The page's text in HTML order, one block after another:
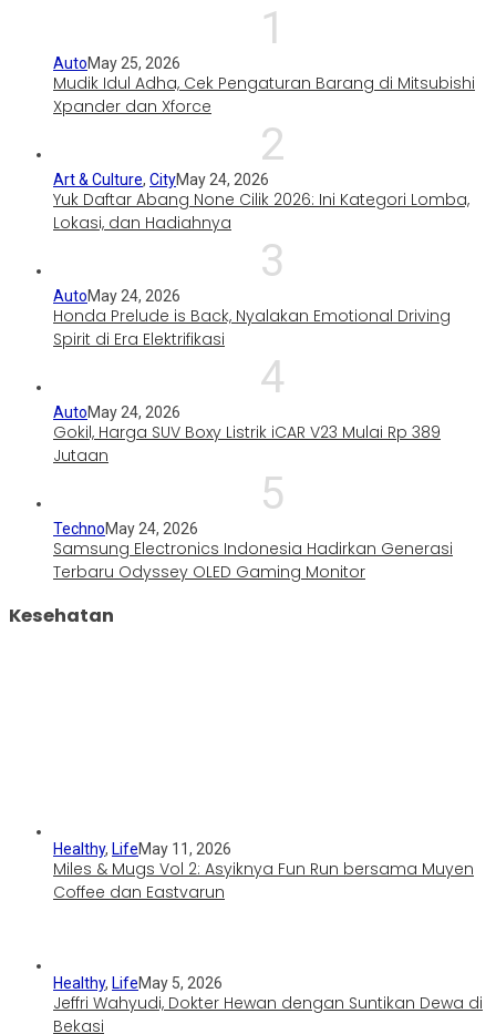
1
AutoMay 25, 2026
Mudik Idul Adha, Cek Pengaturan Barang di Mitsubishi
Xpander dan Xforce
2
Art & Culture, CityMay 24, 2026
Yuk Daftar Abang None Cilik 2026: Ini Kategori Lomba,
Lokasi, dan Hadiahnya
3
AutoMay 24, 2026
Honda Prelude is Back, Nyalakan Emotional Driving
Spirit di Era Elektrifikasi
4
AutoMay 24, 2026
Gokil, Harga SUV Boxy Listrik iCAR V23 Mulai Rp 389
Jutaan
5
TechnoMay 24, 2026
Samsung Electronics Indonesia Hadirkan Generasi
Terbaru Odyssey OLED Gaming Monitor
Kesehatan
Healthy, LifeMay 11, 2026
Miles & Mugs Vol 2: Asyiknya Fun Run bersama Muyen
Coffee dan Eastvarun
Healthy, LifeMay 5, 2026
Jeffri Wahyudi, Dokter Hewan dengan Suntikan Dewa di
Bekasi